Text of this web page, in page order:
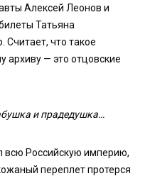
Алексей Леонов и
Татьяна
Считает, что такое
архиву — это отцовские
и прадедушка…
всю Российскую империю,
переплет протерся